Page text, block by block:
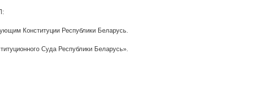
Конституции Республики Беларусь.
Суда Республики Беларусь».